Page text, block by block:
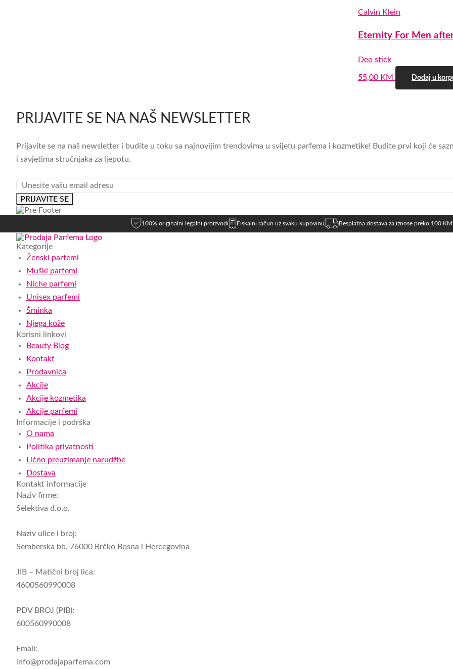
Calvin Klein
Eternity For Men
Deo stick
55,00 KM Dodaj u
PRIJAVITE SE NA NAŠ NEWSLETTER
Prijavite se na naš newsletter i budite u toku sa najnovijim trendovima u svijetu parfema i kozmetike! Budite prvi koji će
i savjetima stručnjaka za ljepotu.
* *
EMAIL
PRIJAVITE SE
100% originalni legalni proizvodi Fiskalni račun uz svaku kupovinu Besplatna dostava za iznose preko 100 KM
Kategorije
Ženski parfemi
Muški parfemi
Niche parfemi
Unisex parfemi
Šminka
Njega kože
Korisni linkovi
Beauty Blog
Kontakt
Prodavnica
Akcije
Akcije kozmetika
Akcije parfemi
Informacije i podrška
O nama
Politika privatnosti
Lično preuzimanje narudžbe
Dostava
Kontakt informacije
Naziv firme:
Selektiva d.o.o.
Naziv ulice i broj:
Semberska bb, 76000 Brčko Bosna i Hercegovina
JIB – Matični broj lica:
4600560990008
PDV BROJ (PIB):
600560990008
Email:
info@prodajaparfema.com